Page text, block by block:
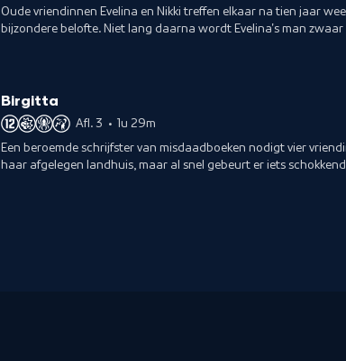
Oude vriendinnen Evelina en Nikki treffen elkaar na tien jaar
bijzondere belofte. Niet lang daarna wordt Evelina's man
Birgitta
Afl. 3 • 1u 29m
Een beroemde schrijfster van misdaadboeken nodigt vier
haar afgelegen landhuis, maar al snel gebeurt er iets